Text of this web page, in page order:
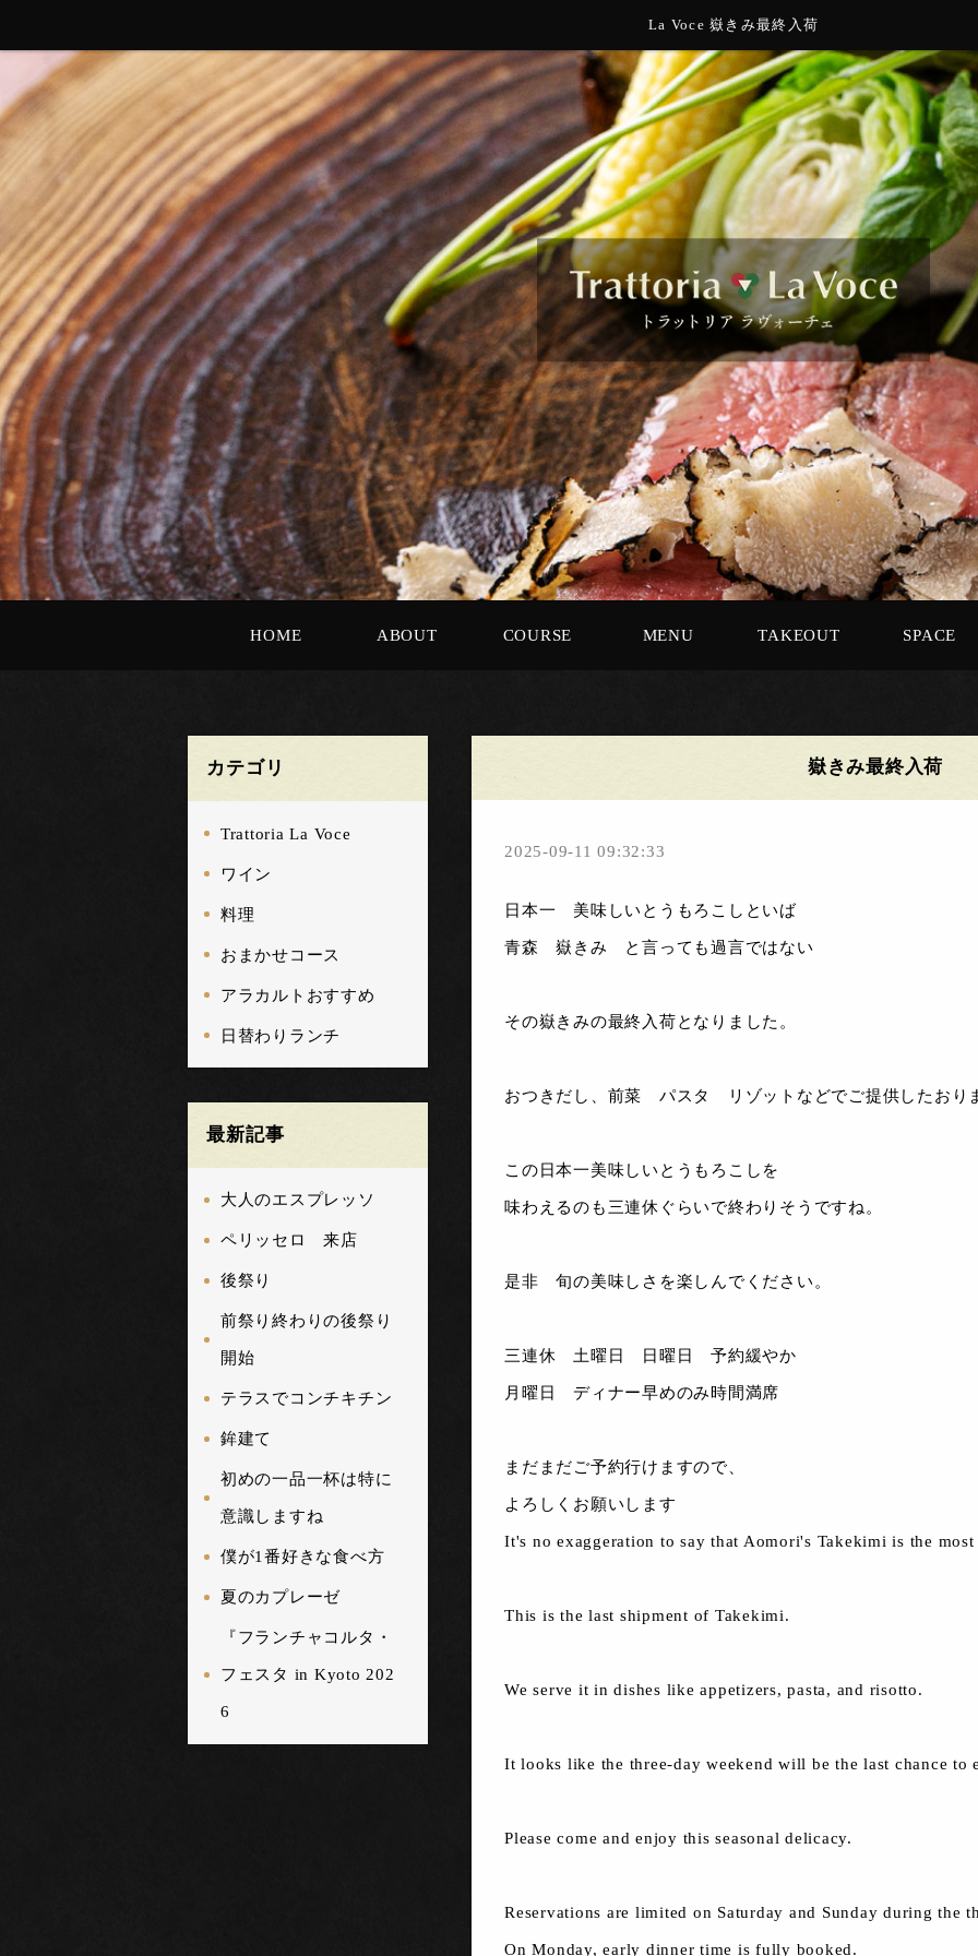
La Voce 嶽きみ最終入荷
HOME ABOUT COURSE MENU TAKEOUT SPACE
カテゴリ
Trattoria La Voce
ワイン
料理
おまかせコース
アラカルトおすすめ
日替わりランチ
最新記事
大人のエスプレッソ
ペリッセロ 来店
後祭り
前祭り終わりの後祭り
開始
テラスでコンチキチン
鉾建て
初めの一品一杯は特に
意識しますね
僕が1番好きな食べ方
夏のカプレーゼ
『フランチャコルタ・
フェスタ in Kyoto 202
6
嶽きみ最終入荷
2025-09-11 09:32:33
日本一 美味しいとうもろこしといば
青森 嶽きみ と言っても過言ではない
その嶽きみの最終入荷となりました。
おつきだし、前菜 パスタ リゾットなどでご提供したおり
この日本一美味しいとうもろこしを
味わえるのも三連休ぐらいで終わりそうですね。
是非 旬の美味しさを楽しんでください。
三連休 土曜日 日曜日 予約緩やか
月曜日 ディナー早めのみ時間満席
まだまだご予約行けますので、
よろしくお願いします
It's no exaggeration to say that Aomori's Takekimi is the
This is the last shipment of Takekimi.
We serve it in dishes like appetizers, pasta, and risotto.
It looks like the three-day weekend will be the last chance to
Please come and enjoy this seasonal delicacy.
Reservations are limited on Saturday and Sunday during the
On Monday, early dinner time is fully booked.